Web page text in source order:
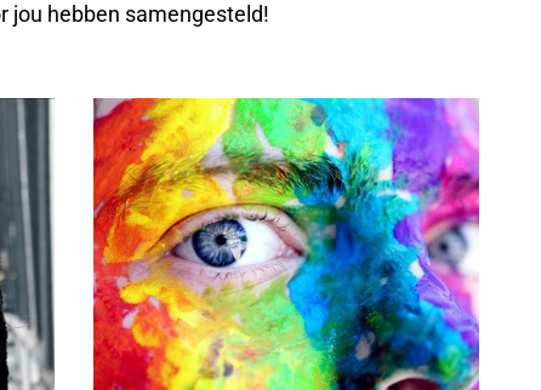
jou hebben samengesteld!